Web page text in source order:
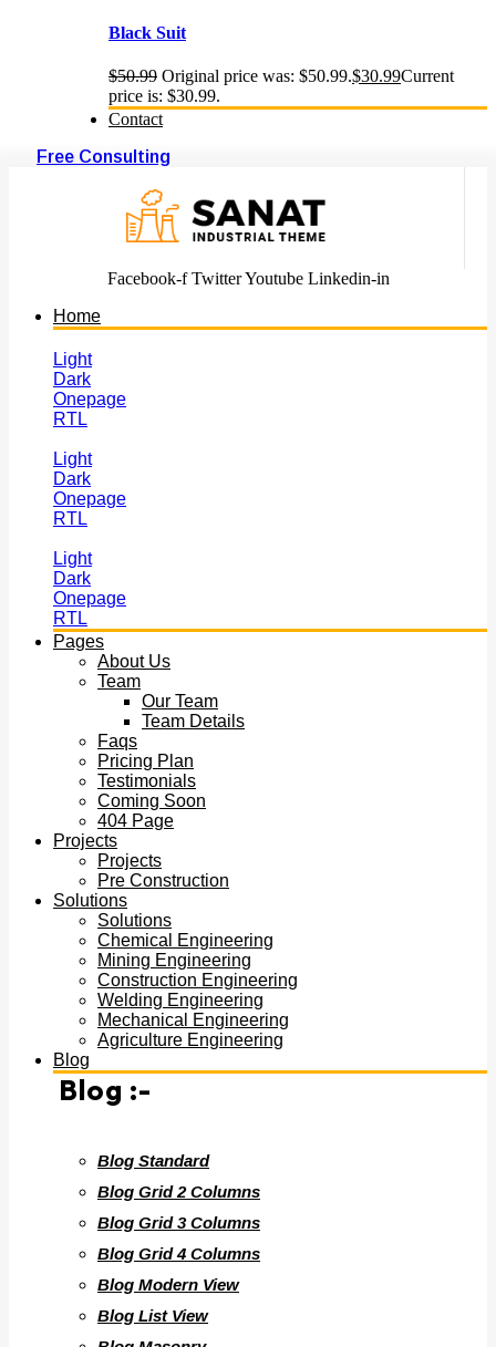
Black Suit
$50.99 Original price was: $50.99.$30.99Current
price is: $30.99.
Contact
Free Consulting
Facebook-f Twitter Youtube Linkedin-in
Home
Light
Dark
Onepage
RTL
Light
Dark
Onepage
RTL
Light
Dark
Onepage
RTL
Pages
About Us
Team
Our Team
Team Details
Faqs
Pricing Plan
Testimonials
Coming Soon
404 Page
Projects
Projects
Pre Construction
Solutions
Solutions
Chemical Engineering
Mining Engineering
Construction Engineering
Welding Engineering
Mechanical Engineering
Agriculture Engineering
Blog
Blog :-
Blog Standard
Blog Grid 2 Columns
Blog Grid 3 Columns
Blog Grid 4 Columns
Blog Modern View
Blog List View